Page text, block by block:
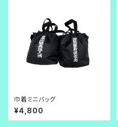
巾着ミニバッグ
¥4,800